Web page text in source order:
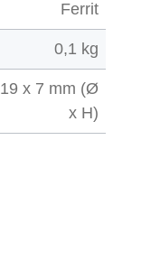
Ferrit
0,1 kg
19 x 7 mm (Ø
x H)